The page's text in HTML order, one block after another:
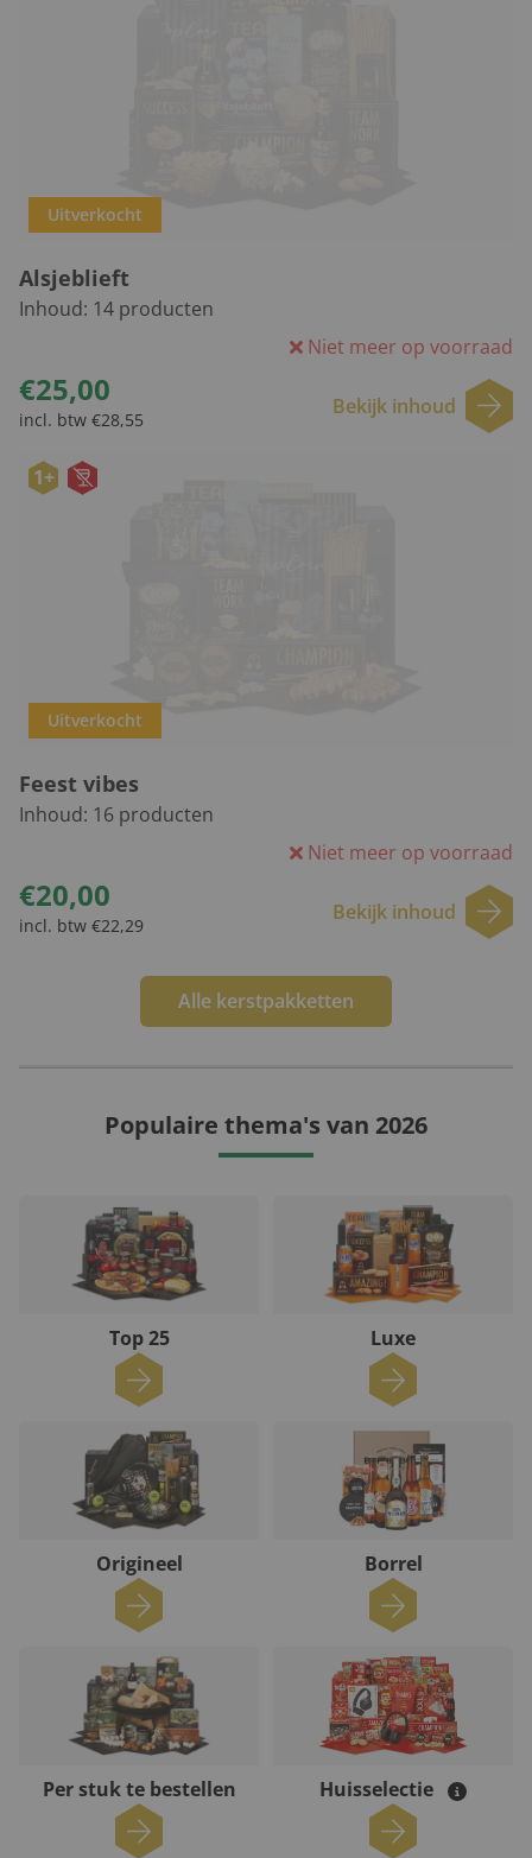
Uitverkocht
Alsjeblieft
Inhoud: 14 producten
Niet meer op voorraad
€25,00
incl. btw €28,55
Bekijk inhoud
1+
Uitverkocht
Feest vibes
Inhoud: 16 producten
Niet meer op voorraad
€20,00
incl. btw €22,29
Bekijk inhoud
Alle kerstpakketten
Populaire thema's van 2026
Top 25 Luxe
Origineel Borrel
Per stuk te bestellen Huisselectie